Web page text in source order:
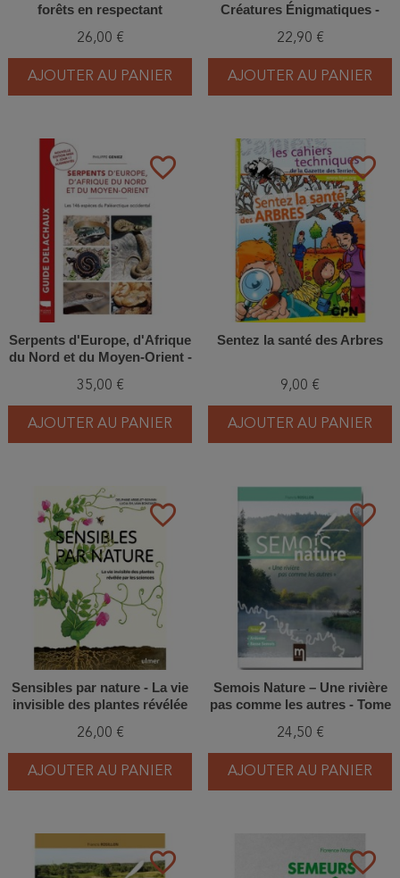
forêts en respectant
26,00 €
AJOUTER AU PANIER
Créatures Énigmatiques -
Cryptozoologie T1
22,90 €
AJOUTER AU PANIER
favorite_border
Serpents d'Europe, d'Afrique
du Nord et du Moyen-Orient -
Paléarctique occidental
35,00 €
AJOUTER AU PANIER
favorite_border
Sentez la santé des Arbres
9,00 €
AJOUTER AU PANIER
favorite_border
Sensibles par nature - La vie
invisible des plantes révélée
26,00 €
AJOUTER AU PANIER
favorite_border
Semois Nature – Une rivière
pas comme les autres - Tome
24,50 €
AJOUTER AU PANIER
favorite_border favorite_border